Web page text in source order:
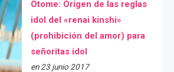
Otome: Orígen de las reglas
idol del «renai kinshi»
(prohibición del amor) para
señoritas idol
en 23 junio 2017